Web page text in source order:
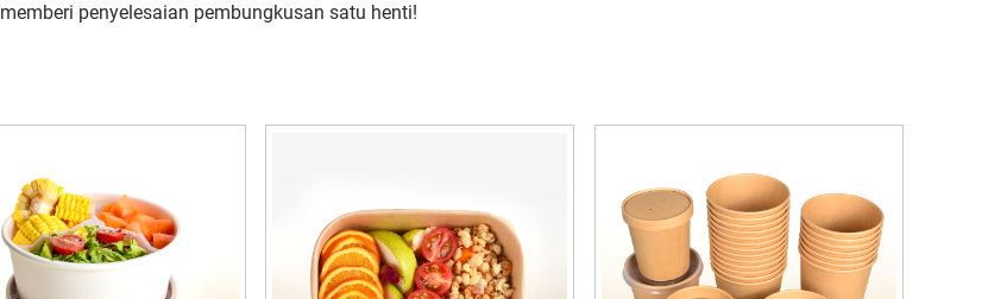
memberi penyelesaian pembungkusan satu henti!